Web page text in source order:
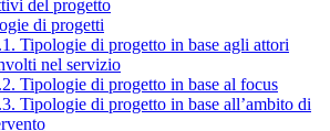
del progetto
di progetti
Tipologie di progetto in base agli attori
nel servizio
Tipologie di progetto in base al focus
Tipologie di progetto in base all’ambito di